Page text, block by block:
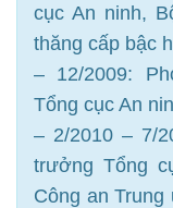
cục An ninh,
thăng cấp bậc
– 12/2009:
Tổng cục An
– 2/2010 – 7/
trưởng Tổng
Công an